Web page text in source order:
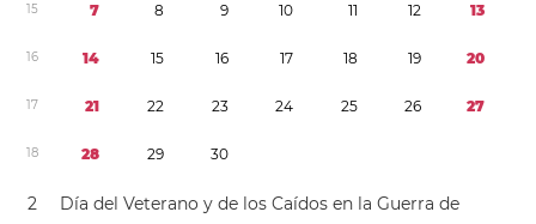
15 7 8 9 10 11 12 13
16 14 15 16 17 18 19 20
17 21 22 23 24 25 26 27
18 28 29 30
2
Día del Veterano y de los Caídos en la Guerra de